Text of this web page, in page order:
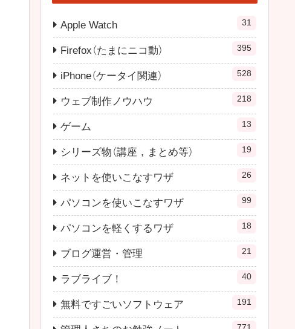
Apple Watch 31
Firefox（たまにニコ動） 395
iPhone（ケータイ関連） 528
ウェブ制作ノウハウ 218
ゲーム 13
シリーズ物（講座，まとめ等） 19
ネットを使いこなすワザ 26
パソコンを使いこなすワザ 99
パソコンを軽くするワザ 18
ブログ運営・管理 21
ラブライブ！ 40
無料ですごいソフトウェア 191